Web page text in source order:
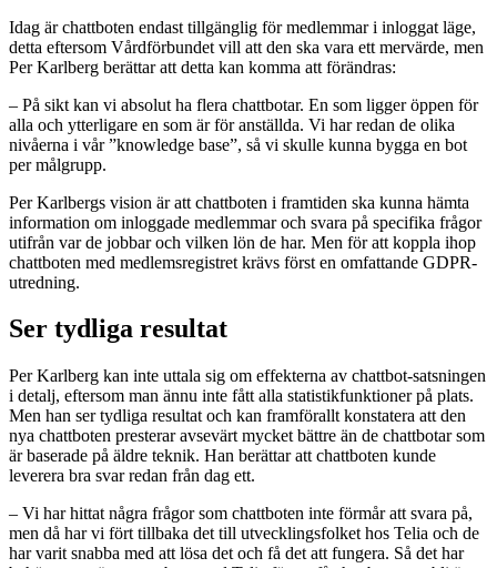
Idag är chattboten endast tillgänglig för medlemmar i inloggat läge,
detta eftersom Vårdförbundet vill att den ska vara ett mervärde, men
Per Karlberg berättar att detta kan komma att förändras:
– På sikt kan vi absolut ha flera chattbotar. En som ligger öppen för
alla och ytterligare en som är för anställda. Vi har redan de olika
nivåerna i vår ”knowledge base”, så vi skulle kunna bygga en bot
per målgrupp.
Per Karlbergs vision är att chattboten i framtiden ska kunna hämta
information om inloggade medlemmar och svara på specifika frågor
utifrån var de jobbar och vilken lön de har. Men för att koppla ihop
chattboten med medlemsregistret krävs först en omfattande GDPR-
utredning.
Ser tydliga resultat
Per Karlberg kan inte uttala sig om effekterna av chattbot-satsningen
i detalj, eftersom man ännu inte fått alla statistikfunktioner på plats.
Men han ser tydliga resultat och kan framförallt konstatera att den
nya chattboten presterar avsevärt mycket bättre än de chattbotar som
är baserade på äldre teknik. Han berättar att chattboten kunde
leverera bra svar redan från dag ett.
– Vi har hittat några frågor som chattboten inte förmår att svara på,
men då har vi fört tillbaka det till utvecklingsfolket hos Telia och de
har varit snabba med att lösa det och få det att fungera. Så det har